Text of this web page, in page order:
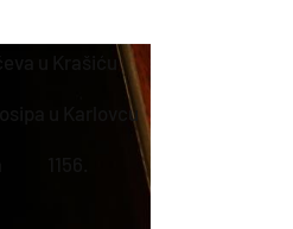
u Karlovcu